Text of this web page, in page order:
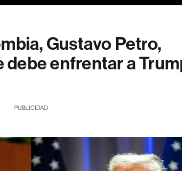
Gustavo Petro,
enfrentar a
PUBLICIDAD